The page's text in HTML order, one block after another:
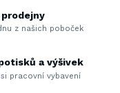
prodejny
z našich poboček
a výšivek
pracovní vybavení